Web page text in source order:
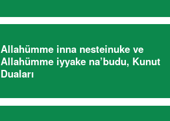
Allahümme inna nesteinuke ve
Allahümme iyyake na’budu, Kunut
Duaları